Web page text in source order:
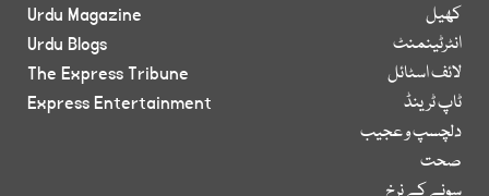
کھیل
انٹرٹینمنٹ
لائف اسٹائل
ٹاپ ٹرینڈ
دلچسپ و عجیب
صحت
Urdu Magazine
Urdu Blogs
The Express Tribune
Express Entertainment